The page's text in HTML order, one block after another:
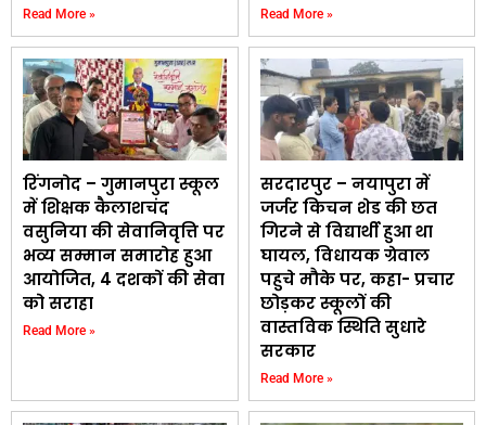
Read More » Read More »
रिंगनोद – गुमानपुरा स्कूल
में शिक्षक कैलाशचंद
वसुनिया की सेवानिवृत्ति पर
भव्य सम्मान समारोह हुआ
आयोजित, 4 दशकों की सेवा
को सराहा
Read More »
सरदारपुर – नयापुरा में
जर्जर किचन शेड की छत
गिरने से विद्यार्थी हुआ था
घायल, विधायक ग्रेवाल
पहुचे मौके पर, कहा- प्रचार
छोड़कर स्कूलों की
वास्तविक स्थिति सुधारे
सरकार
Read More »